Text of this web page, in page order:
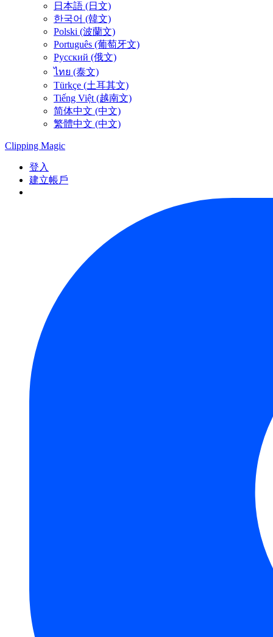
日本語 (日文)
한국어 (韓文)
Polski (波蘭文)
Português (葡萄牙文)
Русский (俄文)
ไทย (泰文)
Türkçe (土耳其文)
Tiếng Việt (越南文)
简体中文 (中文)
繁體中文 (中文)
Clipping Magic
登入
建立帳戶